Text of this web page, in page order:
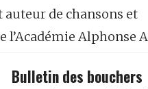
auteur de chansons et
l’Académie Alphonse
Bulletin des bouchers